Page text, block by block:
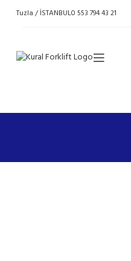
Tuzla / İSTANBUL0 553 794 43 21